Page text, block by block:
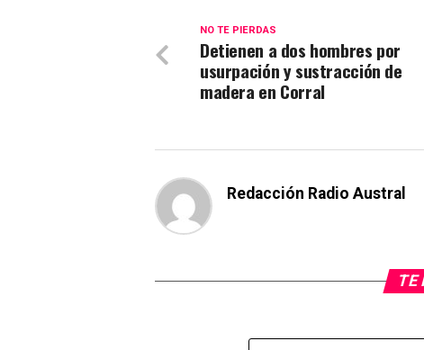
NO TE PIERDAS
Detienen a dos hombres por
usurpación y sustracción de
madera en Corral
Redacción Radio Austral
TE